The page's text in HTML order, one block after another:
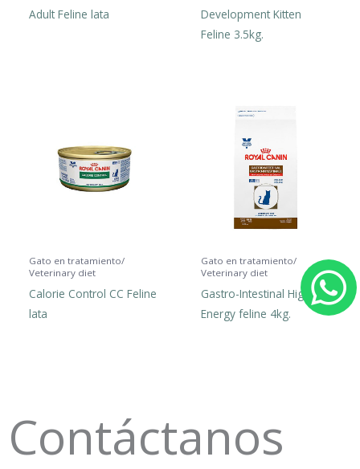
Adult Feline lata
Development Kitten
Feline 3.5kg.
Gato en tratamiento/
Veterinary diet
Calorie Control CC Feline
lata
Gato en tratamiento/
Veterinary diet
Gastro-Intestinal High
Energy feline 4kg.
Contáctanos
h